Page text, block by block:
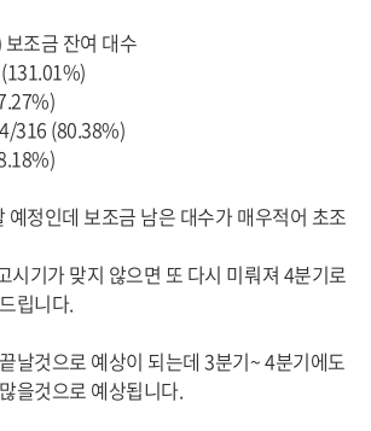
조금 잔여 대수
316 (80.38%)
예정인데 보조금 남은 대수가 매우적어 초조
시기가 맞지 않으면 또 다시 미뤄져 4분기로
립니다.
날것으로 예상이 되는데 3분기~ 4분기에도
을것으로 예상됩니다.